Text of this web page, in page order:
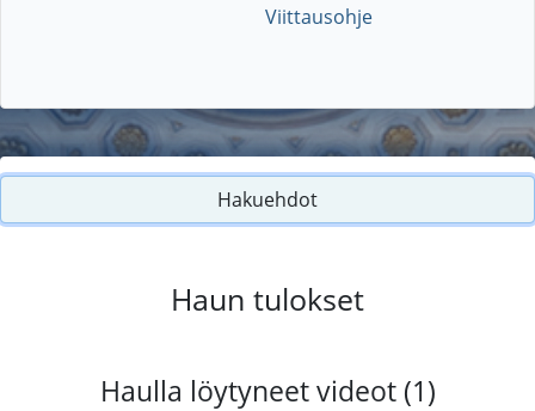
Viittausohje
Hakuehdot
Haun tulokset
Haulla löytyneet videot (1)